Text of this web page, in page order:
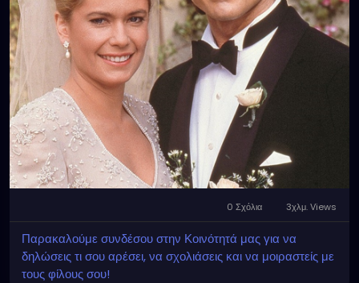
0 Σχόλια 3χλμ. Views
Παρακαλούμε συνδέσου στην Κοινότητά μας για να
δηλώσεις τι σου αρέσει, να σχολιάσεις και να μοιραστείς με
τους φίλους σου!